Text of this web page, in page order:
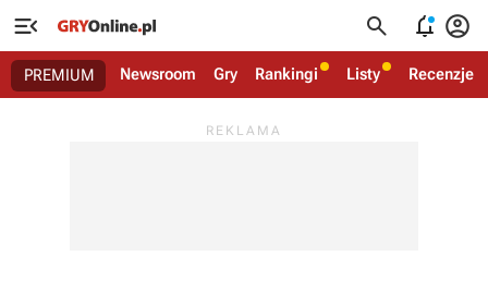
   
PREMIUM Newsroom Gry Rankingi Listy Recenzje